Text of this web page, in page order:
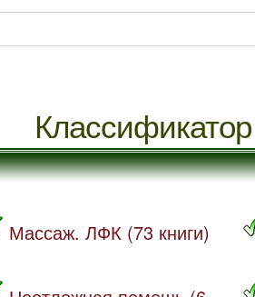
Классификатор
Массаж. ЛФК (73 книги)